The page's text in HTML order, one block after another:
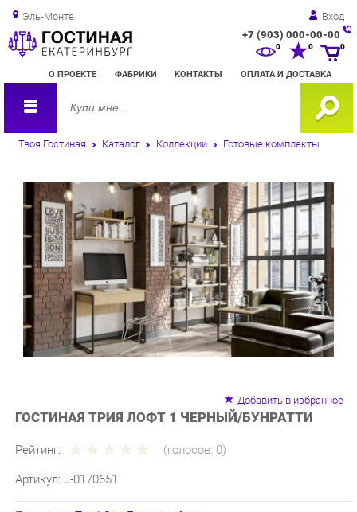
Эль-Монте Вход
+7 (903) 000-00-00
О ПРОЕКТЕ ФАБРИКИ КОНТАКТЫ ОПЛАТА И ДОСТАВКА
0 0
Твоя Гостиная Каталог Коллекции Готовые комплекты
ГОСТИНАЯ ТРИЯ ЛОФТ 1 ЧЕРНЫЙ/БУНРАТТИ